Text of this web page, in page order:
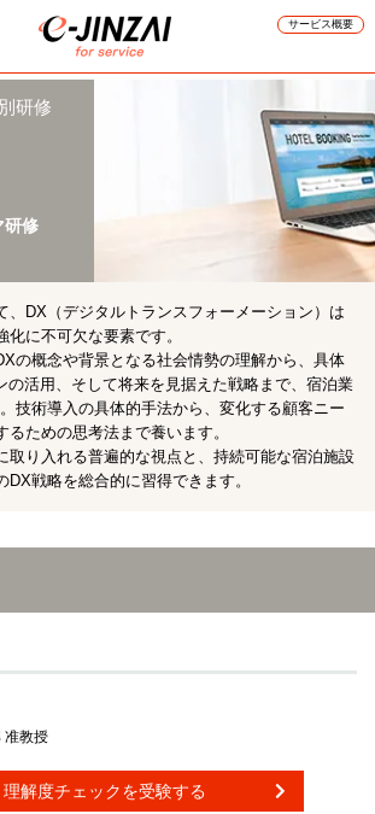
サービス概要
研修
研修
、DX（デジタルトランスフォーメーション）は
に不可欠な要素です。
の概念や背景となる社会情勢の理解から、具体
の活用、そして将来を見据えた戦略まで、宿泊業
技術導入の具体的手法から、変化する顧客ニー
るための思考法まで養います。
取り入れる普遍的な視点と、持続可能な宿泊施設
戦略を総合的に習得できます。
准教授
理解度チェックを受験する